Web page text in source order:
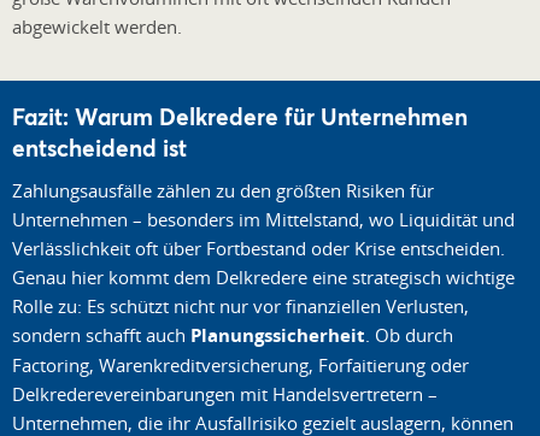
abgewickelt werden.
Fazit: Warum Delkredere für Unternehmen
entscheidend ist
Zahlungsausfälle zählen zu den größten Risiken für
Unternehmen – besonders im Mittelstand, wo Liquidität und
Verlässlichkeit oft über Fortbestand oder Krise entscheiden.
Genau hier kommt dem Delkredere eine strategisch wichtige
Rolle zu: Es schützt nicht nur vor finanziellen Verlusten,
sondern schafft auch Planungssicherheit . Ob durch
Factoring, Warenkreditversicherung, Forfaitierung oder
Delkrederevereinbarungen mit Handelsvertretern –
Unternehmen, die ihr Ausfallrisiko gezielt auslagern, können